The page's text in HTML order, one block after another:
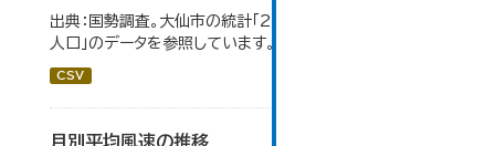
出典：国勢調査。大仙市の統計「2-1 年齢（各歳）別・男女別
人口」のデータを参照しています。
CSV
月別平均風速の推移